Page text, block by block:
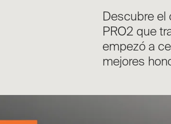
Descubre el
PRO2 que
empezó a
mejores